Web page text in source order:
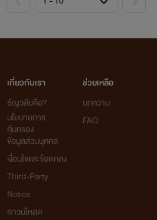
เกี่ยวกับเรา
ธัญวลัยคือ?
นโยบายการ
คุ้มครอง
ข้อมูลส่วนบุคคล
เงื่อนไขและข้อตกลง
Third-Party
Notice
ดาวน์โหลด
ช่วยเหลือ
บทความ
FAQ